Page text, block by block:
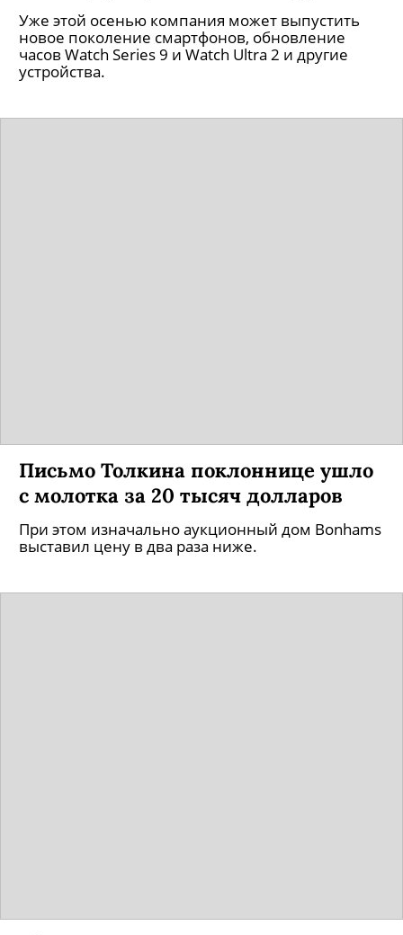
Уже этой осенью компания может выпустить
новое поколение смартфонов, обновление
часов Watch Series 9 и Watch Ultra 2 и другие
устройства.
Письмо Толкина поклоннице ушло
с молотка за 20 тысяч долларов
При этом изначально аукционный дом Bonhams
выставил цену в два раза ниже.